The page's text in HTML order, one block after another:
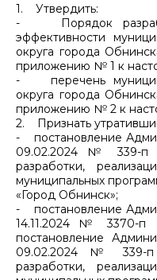
1. Утвердить:
- Порядок
эффективности
округа города
приложению № 1 к
- перечень
округа города
приложению № 2 к
2. Признать
- постановление
09.02.2024 № 339-п
разработки,
муниципальных
«Город Обнинск»;
- постановление
14.11.2024 № 3370-
постановление
09.02.2024 № 339-п
разработки,